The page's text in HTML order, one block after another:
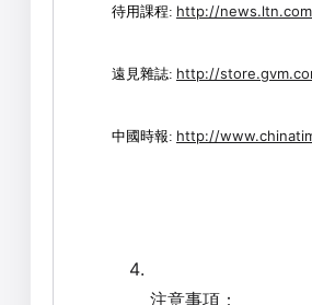
待用課程: http://
遠見雜誌: http://
中國時報: http://
注意事項 ：